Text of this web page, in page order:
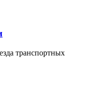
транспортных